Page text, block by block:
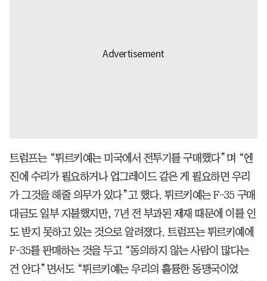
트럼프는 “튀르키예는 미국에서 전투기를 구매했다”며 “엔
진에 수리가 필요하거나 업그레이드 같은 게 필요하면 우리
가 그것을 해줄 의무가 있다”고 했다. 튀르키예는 F-35 구매
대금도 일부 지불했지만, 7년 전 부과된 제재 때문에 이를 인
도 받지 못하고 있는 것으로 알려졌다. 트럼프는 튀르키예에
F-35를 판매하는 것을 두고 “동의하지 않는 사람이 많다는
건 안다”면서도 “튀르키예는 우리의 훌륭한 동맹국이었